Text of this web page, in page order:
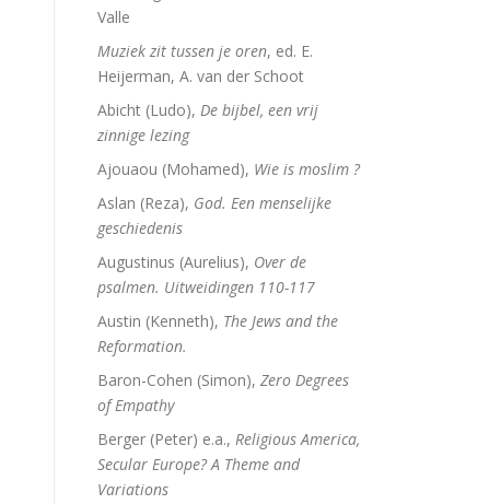
Valle
Muziek zit tussen je oren, ed. E.
Heijerman, A. van der Schoot
Abicht (Ludo), De bijbel, een vrij
zinnige lezing
Ajouaou (Mohamed), Wie is moslim ?
Aslan (Reza), God. Een menselijke
geschiedenis
Augustinus (Aurelius), Over de
psalmen. Uitweidingen 110-117
Austin (Kenneth), The Jews and the
Reformation.
Baron-Cohen (Simon), Zero Degrees
of Empathy
Berger (Peter) e.a., Religious America,
Secular Europe? A Theme and
Variations